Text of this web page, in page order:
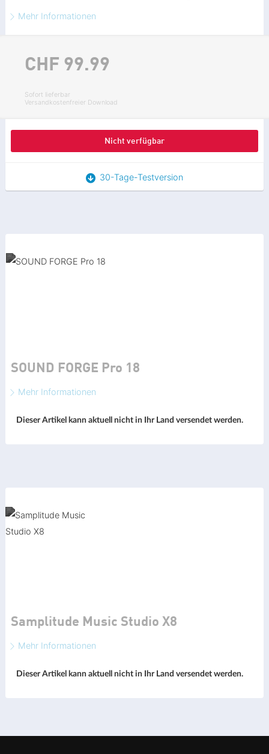
Mehr Informationen
CHF 99.99
Sofort lieferbar
Versandkostenfreier Download
Nicht verfügbar
30-Tage-Testversion
SOUND FORGE Pro 18
Mehr Informationen
Dieser Artikel kann aktuell nicht in Ihr Land versendet werden.
Samplitude Music Studio X8
Mehr Informationen
Dieser Artikel kann aktuell nicht in Ihr Land versendet werden.